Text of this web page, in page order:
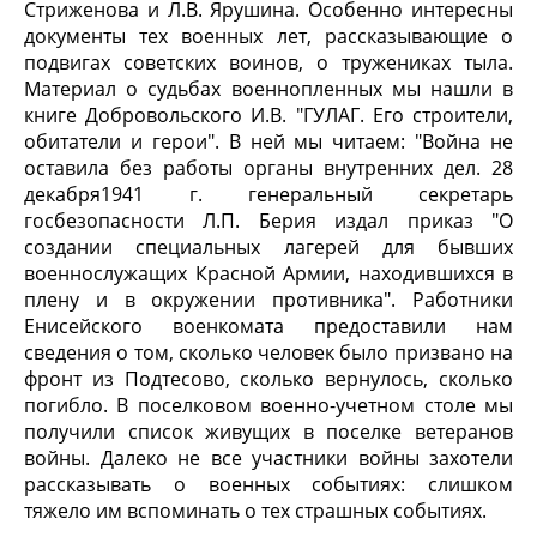
Стриженова и Л.В. Ярушина. Особенно интересны
документы тех военных лет, рассказывающие о
подвигах советских воинов, о тружениках тыла.
Материал о судьбах военнопленных мы нашли в
книге Добровольского И.В. "ГУЛАГ. Его строители,
обитатели и герои". В ней мы читаем: "Война не
оставила без работы органы внутренних дел. 28
декабря1941 г. генеральный секретарь
госбезопасности Л.П. Берия издал приказ "О
создании специальных лагерей для бывших
военнослужащих Красной Армии, находившихся в
плену и в окружении противника". Работники
Енисейского военкомата предоставили нам
сведения о том, сколько человек было призвано на
фронт из Подтесово, сколько вернулось, сколько
погибло. В поселковом военно-учетном столе мы
получили список живущих в поселке ветеранов
войны. Далеко не все участники войны захотели
рассказывать о военных событиях: слишком
тяжело им вспоминать о тех страшных событиях.